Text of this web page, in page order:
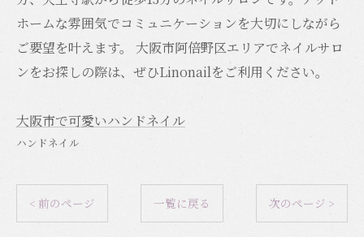
ホームな雰囲気でコミュニケーションを大切にしながら
ご要望を叶えます。 大阪市阿倍野区エリアでネイルサロ
ンをお探しの際は、ぜひLinonailをご利用ください。
大阪市で可愛いハンドネイル
ハンドネイル
< 前のページ 一覧に戻る 次のページ >